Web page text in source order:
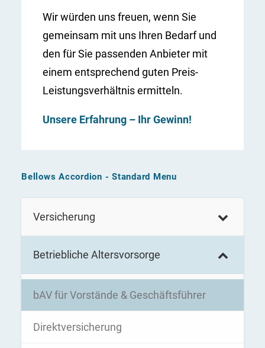
Wir würden uns freuen, wenn Sie
gemeinsam mit uns Ihren Bedarf und
den für Sie passenden Anbieter mit
einem entsprechend guten Preis-
Leistungsverhältnis ermitteln.
Unsere Erfahrung – Ihr Gewinn!
Bellows Accordion - Standard Menu
Versicherung
Betriebliche Altersvorsorge
bAV für Vorstände & Geschäftsführer
Direktversicherung